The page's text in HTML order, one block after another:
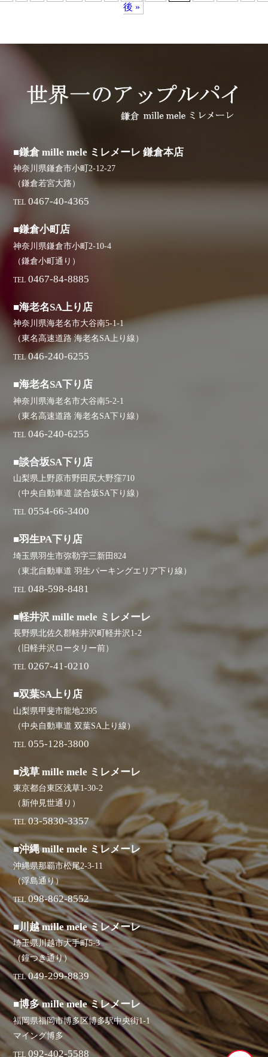
後 »
■鎌倉 mille mele ミレメーレ 鎌倉本店
神奈川県鎌倉市小町2-12-27
（鎌倉若宮大路）
TEL 0467-40-4365
■鎌倉小町店
神奈川県鎌倉市小町2-10-4
（鎌倉小町通り）
TEL 0467-84-8885
■海老名SA上り店
神奈川県海老名市大谷南5-1-1
（東名高速道路 海老名SA上り線）
TEL 046-240-6255
■海老名SA下り店
神奈川県海老名市大谷南5-2-1
（東名高速道路 海老名SA下り線）
TEL 046-240-6255
■談合坂SA下り店
山梨県上野原市野田尻大野窪710
（中央自動車道 談合坂SA下り線）
TEL 0554-66-3400
■羽生PA下り店
埼玉県羽生市弥勒字三新田824
（東北自動車道 羽生パーキングエリア下り線）
TEL 048-598-8481
■軽井沢 mille mele ミレメーレ
長野県北佐久郡軽井沢町軽井沢1-2
（旧軽井沢ロータリー前）
TEL 0267-41-0210
■双葉SA上り店
山梨県甲斐市龍地2395
（中央自動車道 双葉SA上り線）
TEL 055-128-3800
■浅草 mille mele ミレメーレ
東京都台東区浅草1-30-2
（新仲見世通り）
TEL 03-5830-3357
■沖縄 mille mele ミレメーレ
沖縄県那覇市松尾2-3-11
（浮島通り）
TEL 098-862-8552
■川越 mille mele ミレメーレ
埼玉県川越市大手町5-3
（鐘つき通り）
TEL 049-299-8839
■博多 mille mele ミレメーレ
福岡県福岡市博多区博多駅中央街1-1
マイング博多
TEL 092-402-5588